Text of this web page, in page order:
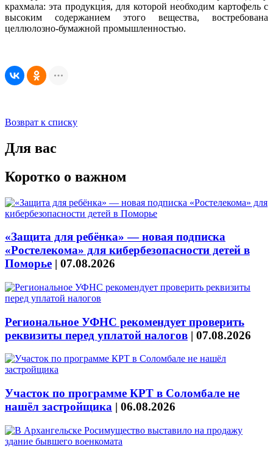
крахмала: эта продукция, для которой необходим картофель с
высоким содержанием этого вещества, востребована
целлюлозно-бумажной промышленностью.
Возврат к списку
Для вас
Коротко о важном
«Защита для ребёнка» — новая подписка
«Ростелекома» для кибербезопасности детей в
Поморье | 07.08.2026
Региональное УФНС рекомендует проверить
реквизиты перед уплатой налогов | 07.08.2026
Участок по программе КРТ в Соломбале не
нашёл застройщика | 06.08.2026